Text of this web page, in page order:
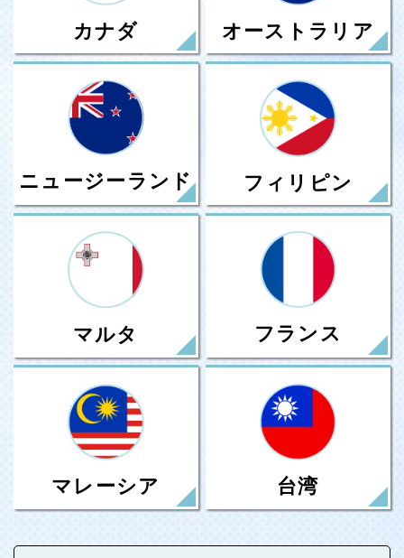
カナダ オーストラリア
ニュージーランド フィリピン
マルタ フランス
マレーシア 台湾